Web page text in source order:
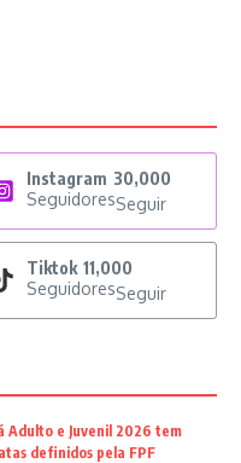
Instagram 30,000
SeguidoresSeguir
Tiktok 11,000
SeguidoresSeguir
Adulto e Juvenil 2026 tem
definidos pela FPF